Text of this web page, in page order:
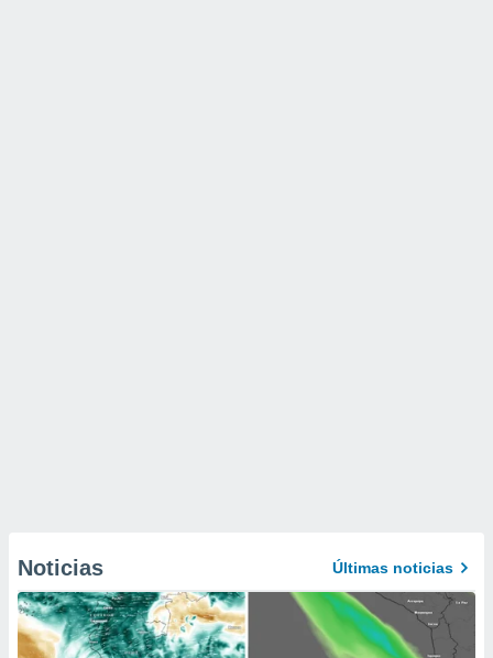
Noticias Últimas noticias